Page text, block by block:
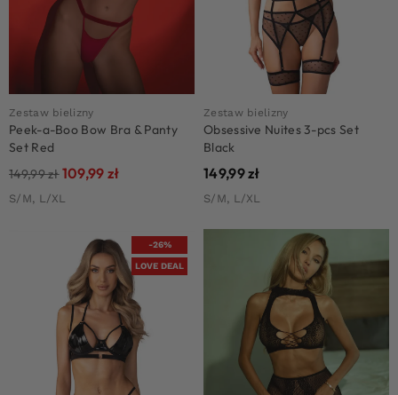
Zestaw bielizny
Peek-a-Boo Bow Bra & Panty
Set Red
149,99zł109,99 zł
S/M, L/XL
Zestaw bielizny
Obsessive Nuites 3-pcs Set
Black
149,99zł
S/M, L/XL
-26%
LOVE DEAL